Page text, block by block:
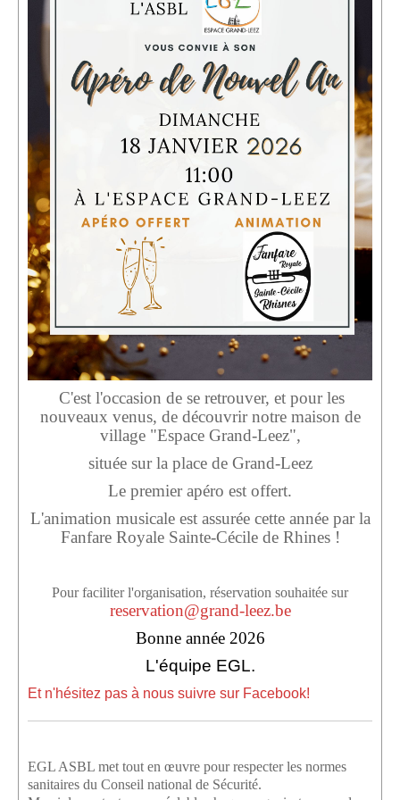
Location de Salle à l'Espace Grand-Leez
Description de la location
Salle du rez-de-chaussée (Photos)
Salle du 1er étage (Photos)
Salle du 2d étage (Photos)
Médias
Reportages photographiques
Reportages vidéos
Vidéos récentes
Vidéos archives
Sponsors
Inscrivez-vous à notre Lettre d'information
C'est l'occasion de se retrouver, et pour les
nouveaux venus, de découvrir notre maison de
village "Espace Grand-Leez",
située sur la place de Grand-Leez
Le premier apéro est offert.
L'animation musicale est assurée cette année par la
Fanfare Royale Sainte-Cécile de Rhines !
Pour faciliter l'organisation, réservation souhaitée sur
reservation@grand-leez.be
Bonne année 2026
L'équipe EGL.
Et n'hésitez pas à nous suivre sur Facebook!
EGL ASBL met tout en œuvre pour respecter les normes
sanitaires du Conseil national de Sécurité.